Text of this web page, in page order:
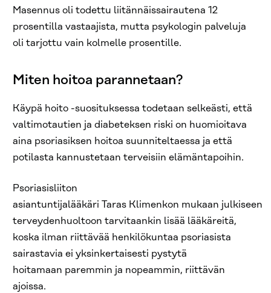
Masennus oli todettu liitännäissairautena 12
prosentilla vastaajista, mutta psykologin palveluja
oli tarjottu vain kolmelle prosentille.
Miten hoitoa parannetaan?
Käypä hoito -suosituksessa todetaan selkeästi, että
valtimotautien ja diabeteksen riski on huomioitava
aina psoriasiksen hoitoa suunniteltaessa ja että
potilasta kannustetaan terveisiin elämäntapoihin.
Psoriasisliiton
asiantuntijalääkäri Taras Klimenkon mukaan julkiseen
terveydenhuoltoon tarvitaankin lisää lääkäreitä,
koska ilman riittävää henkilökuntaa psoriasista
sairastavia ei yksinkertaisesti pystytä
hoitamaan paremmin ja nopeammin, riittävän
ajoissa.